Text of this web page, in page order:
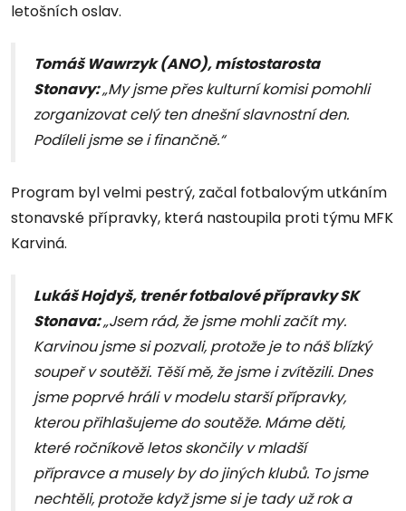
letošních oslav.
Tomáš Wawrzyk (ANO), místostarosta
Stonavy:„My jsme přes kulturní komisi pomohli
zorganizovat celý ten dnešní slavnostní den.
Podíleli jsme se i finančně.“
Program byl velmi pestrý, začal fotbalovým utkáním
stonavské přípravky, která nastoupila proti týmu MFK
Karviná.
Lukáš Hojdyš, trenér fotbalové přípravky SK
Stonava:„Jsem rád, že jsme mohli začít my.
Karvinou jsme si pozvali, protože je to náš blízký
soupeř v soutěži. Těší mě, že jsme i zvítězili. Dnes
jsme poprvé hráli v modelu starší přípravky,
kterou přihlašujeme do soutěže. Máme děti,
které ročníkově letos skončily v mladší
přípravce a musely by do jiných klubů. To jsme
nechtěli, protože když jsme si je tady už rok a